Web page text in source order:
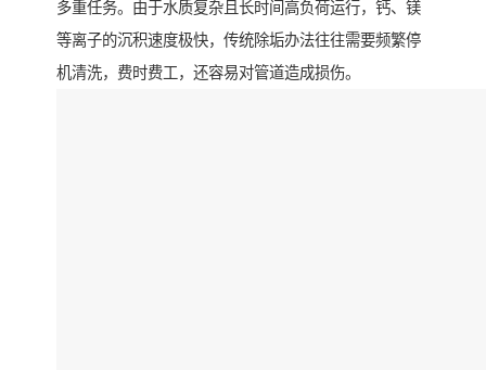
多重任务。由于水质复杂且长时间高负荷运行，钙、镁
等离子的沉积速度极快，传统除垢办法往往需要频繁停
机清洗，费时费工，还容易对管道造成损伤。